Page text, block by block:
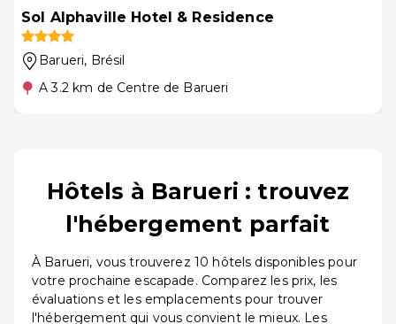
Sol Alphaville Hotel & Residence
Barueri, Brésil
A 3.2 km de Centre de Barueri
Hôtels à Barueri : trouvez
l'hébergement parfait
À Barueri, vous trouverez 10 hôtels disponibles pour
votre prochaine escapade. Comparez les prix, les
évaluations et les emplacements pour trouver
l'hébergement qui vous convient le mieux. Les